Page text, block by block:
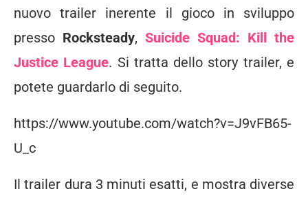
nuovo trailer inerente il gioco in sviluppo
presso Rocksteady, Suicide Squad: Kill the
Justice League. Si tratta dello story trailer, e
potete guardarlo di seguito.
https://www.youtube.com/watch?v=J9vFB65-
U_c
Il trailer dura 3 minuti esatti, e mostra diverse